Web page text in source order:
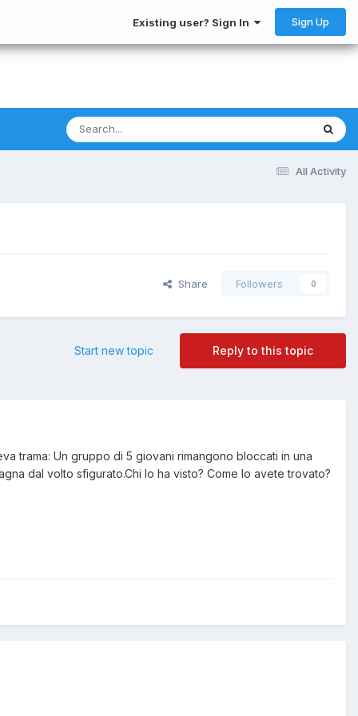
Existing user? Sign In Sign Up
All Activity
Share Followers 0
Reply to this topic
Start new topic
trama: Un gruppo di 5 giovani rimangono bloccati in una
dal volto sfigurato.Chi lo ha visto? Come lo avete trovato?